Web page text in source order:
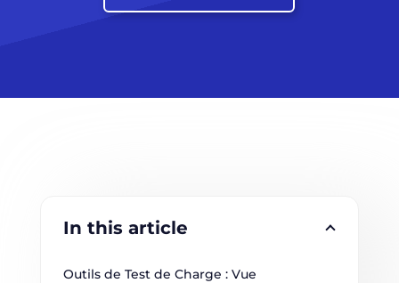
In this article
Outils de Test de Charge : Vue